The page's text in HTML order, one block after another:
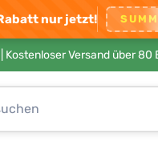
nur jetzt!
Kostenloser Versand über 80